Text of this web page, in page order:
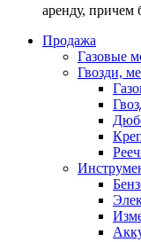
аренду,
Продажа
Газовые
Гвозди,